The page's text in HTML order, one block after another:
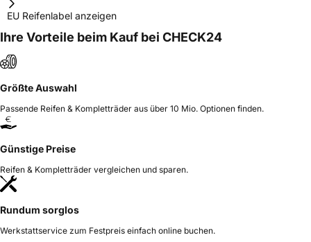
EU Reifenlabel anzeigen
Ihre Vorteile beim Kauf bei CHECK24
Größte Auswahl
Passende Reifen & Kompletträder aus über 10 Mio. Optionen finden.
Günstige Preise
Reifen & Kompletträder vergleichen und sparen.
Rundum sorglos
Werkstattservice zum Festpreis einfach online buchen.